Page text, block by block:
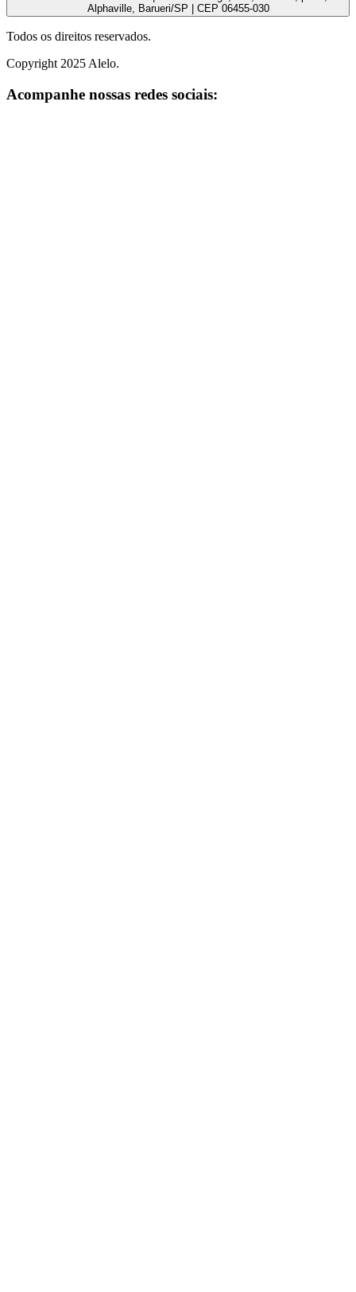
Alphaville, Barueri/SP | CEP 06455-030
Todos os direitos reservados.
Copyright 2025 Alelo.
Acompanhe nossas redes sociais: